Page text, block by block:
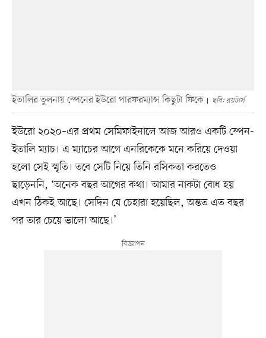
ইতালির তুলনায় স্পেনের ইউরো পারফরম্যান্স কিছুটা ফিকে ছবি: রয়টার্স
ইউরো ২০২০–এর প্রথম সেমিফাইনালে আজ আরও একটি স্পেন-
ইতালি ম্যাচ। এ ম্যাচের আগে এনরিকেকে মনে করিয়ে দেওয়া
হলো সেই স্মৃতি। তবে সেটি নিয়ে তিনি রসিকতা করতেও
ছাড়েননি, ‘অনেক বছর আগের কথা। আমার নাকটা বোধ হয়
এখন ঠিকই আছে। সেদিন যে চেহারা হয়েছিল, অন্তত এত বছর
পর তার চেয়ে ভালো আছে।’